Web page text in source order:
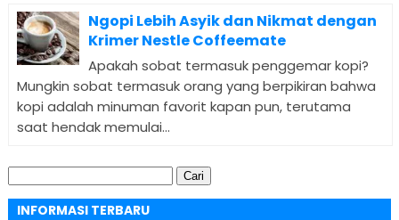
Ngopi Lebih Asyik dan Nikmat dengan
Krimer Nestle Coffeemate
Apakah sobat termasuk penggemar kopi?
Mungkin sobat termasuk orang yang berpikiran bahwa
kopi adalah minuman favorit kapan pun, terutama
saat hendak memulai...
Cari
untuk:
INFORMASI TERBARU